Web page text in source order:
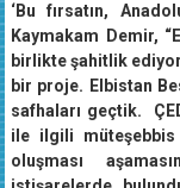
Kaymakam Demir,
birlikte şahitlik
bir proje. Elbistan
safhaları geçtik.
ile ilgili
oluşması
istişarelerde